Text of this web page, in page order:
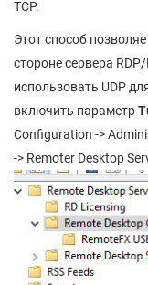
TCP.
Этот способ
стороне сервера
использовать UDP
включить параметр
Configuration ->
-> Remoter Desktop